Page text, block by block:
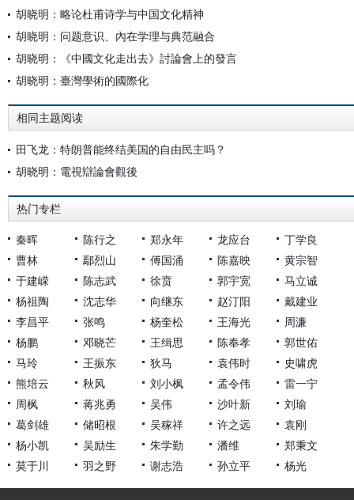
胡晓明：略论杜甫诗学与中国文化精神
胡晓明：问题意识、內在学理与典范融合
胡晓明：《中國文化走出去》討論會上的發言
胡晓明：臺灣學術的國際化
相同主题阅读
田飞龙：特朗普能终结美国的自由民主吗？
胡晓明：電視辯論會觀後
热门专栏
秦晖 陈行之 郑永年 龙应台
丁学良
曹林
鄢烈山 傅国涌 陈嘉映
黄宗智
于建嵘
陈志武 徐贲 郭宇宽
马立诚
杨祖陶
沈志华 向继东 赵汀阳
戴建业
李昌平
张鸣 杨奎松 王海光
周濂
杨鹏
邓晓芒 王缉思 陈奉孝
郭世佑
马玲
王振东 狄马 袁伟时
史啸虎
熊培云
秋风 刘小枫 孟令伟
雷一宁
周枫
蒋兆勇 吴伟 沙叶新
刘瑜
葛剑雄
储昭根 吴稼祥 许之远
袁刚
杨小凯
吴励生 朱学勤 潘维
郑秉文
莫于川
羽之野 谢志浩 孙立平 杨光